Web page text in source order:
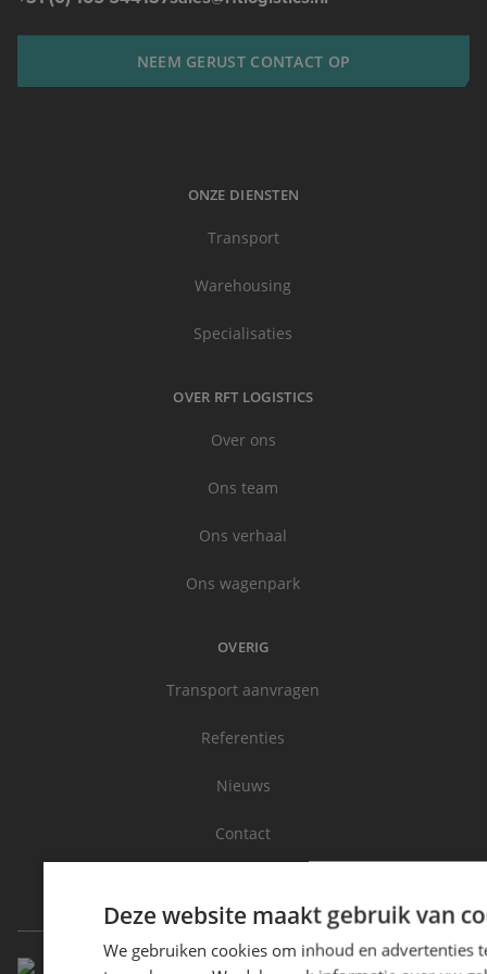
NEEM GERUST CONTACT OP
ONZE DIENSTEN
Transport
Warehousing
Specialisaties
OVER RFT LOGISTICS
Over ons
Ons team
Ons verhaal
Ons wagenpark
OVERIG
Transport aanvragen
Referenties
Nieuws
Contact
Deze website maakt gebruik van
We gebruiken cookies om inhoud en advertenties